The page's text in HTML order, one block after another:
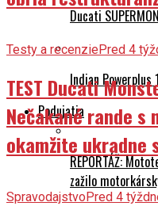
Ducati
Indian
Podujatia
REPORTÁŽ:
zažilo
Testy a recenziePred 4
TEST Ducati
Nečakané rande s
okamžite ukradne
SpravodajstvoPred 4